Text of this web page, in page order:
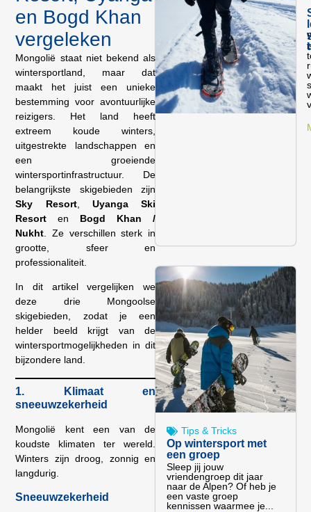
en Bogd Khan
vergeleken
Mongolië staat niet bekend als
wintersportland, maar dat
maakt het juist een unieke
bestemming voor avontuurlijke
reizigers. Het land heeft
extreem koude winters,
uitgestrekte landschappen en
een groeiende
wintersportinfrastructuur. De
belangrijkste skigebieden zijn
Sky Resort, Uyanga Ski
Resort en Bogd Khan /
Nukht . Ze verschillen sterk in
grootte, sfeer en
professionaliteit.
In dit artikel vergelijken we
deze drie Mongoolse
skigebieden, zodat je een
helder beeld krijgt van de
wintersportmogelijkheden in dit
bijzondere land.
1. Klimaat en
sneeuwzekerheid
Mongolië kent een van de
koudste klimaten ter wereld.
Winters zijn droog, zonnig en
langdurig.
Sneeuwzekerheid
Tips & Tricks
Op wintersport met
een groep
Sleep jij jouw
vriendengroep dit jaar
naar de Alpen? Of heb je
een vaste groep
kennissen waarmee je...